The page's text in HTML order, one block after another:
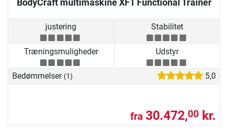
BodyCraft multimaskine XFT Functional Trainer
justering Stabilitet
Træningsmuligheder Udstyr
Bedømmelser (1) 5,0
fra 30.472,00 kr.